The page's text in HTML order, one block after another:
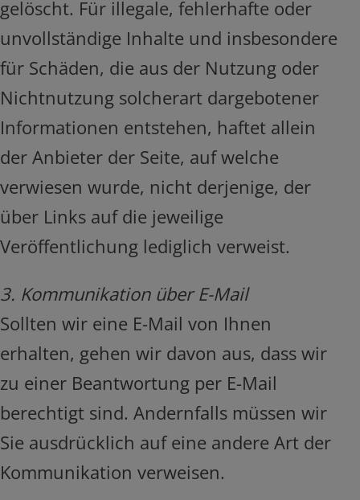
gelöscht. Für illegale, fehlerhafte oder
unvollständige Inhalte und insbesondere
für Schäden, die aus der Nutzung oder
Nichtnutzung solcherart dargebotener
Informationen entstehen, haftet allein
der Anbieter der Seite, auf welche
verwiesen wurde, nicht derjenige, der
über Links auf die jeweilige
Veröffentlichung lediglich verweist.
3. Kommunikation über E-Mail
Sollten wir eine E-Mail von Ihnen
erhalten, gehen wir davon aus, dass wir
zu einer Beantwortung per E-Mail
berechtigt sind. Andernfalls müssen wir
Sie ausdrücklich auf eine andere Art der
Kommunikation verweisen.